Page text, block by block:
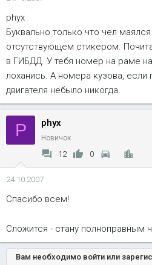
phyx
Буквально только что чел
отсутствующем стикером.
в ГИБДД. У тебя номер на раме
лоханись. А номера кузова, если
двигателя небыло никогда.
P phyx
Новичок
12 0
24.10.2007
Спасибо всем!
Сложится - стану полноправным
Вам необходимо войти или